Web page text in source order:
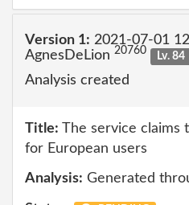
Version 1: 2021-07-01
AgnesDeLion 20760 Lv. 84
Analysis created
Title: The service claims
for European users
Analysis: Generated